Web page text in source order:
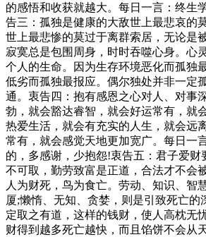
的感悟和收获就越大。每日一言：终生
告三：孤独是健康的大敌世上最悲哀的
世上最悲惨的莫过于离群索居，无论是
寂寞总是包围周身，时时吞噬心身。心
个人的生命。因为生存环境恶化而孤独
低劣而孤独最报应。偶尔独处并非一定
通。衷告四：抱有感恩之心对人、对事
勃，就会豁达睿智，就会好运常有，就
热爱生活，就会有充实的人生，就会远
常有，就会感觉天地更加宽广。每日一
的，多感谢，少抱怨!衷告五：君子爱财
不可取，勤劳致富是正道，合法才不会
人为财死，鸟为食亡。劳动、知识、智
厦;懒惰、无知、贪婪，则是引致死亡的
定取之有道，这样的钱财，使人高枕无
财得到越多死亡越快，而且馅饼不会从